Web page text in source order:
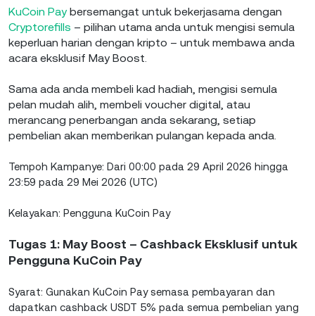
KuCoin Paybersemangat untuk bekerjasama dengan
Cryptorefills – pilihan utama anda untuk mengisi semula
keperluan harian dengan kripto – untuk membawa anda
acara eksklusif May Boost.
Sama ada anda membeli kad hadiah, mengisi semula
pelan mudah alih, membeli voucher digital, atau
merancang penerbangan anda sekarang, setiap
pembelian akan memberikan pulangan kepada anda.
Tempoh Kampanye: Dari 00:00 pada 29 April 2026 hingga
23:59 pada 29 Mei 2026 (UTC)
Kelayakan: Pengguna KuCoin Pay
Tugas 1: May Boost – Cashback Eksklusif untuk
Pengguna KuCoin Pay
Syarat: Gunakan KuCoin Pay semasa pembayaran dan
dapatkan cashback USDT 5% pada semua pembelian yang